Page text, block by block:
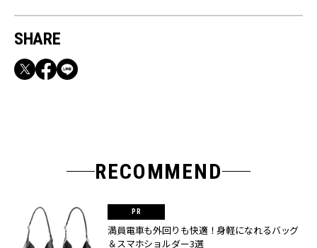
SHARE
RECOMMEND
満員電車も外回りも快適！身軽になれるバッグ
＆スマホショルダー3選